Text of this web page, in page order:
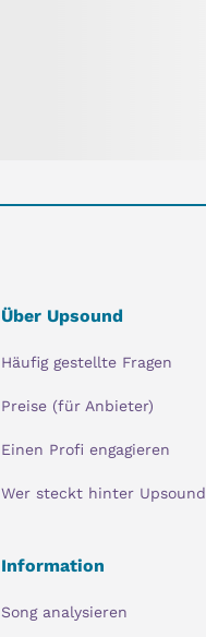
Über Upsound
Häufig gestellte Fragen
Preise (für Anbieter)
Einen Profi engagieren
Wer steckt hinter Upsound
Information
Song analysieren